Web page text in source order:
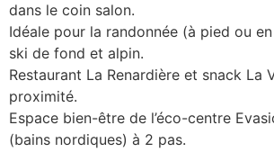
dans le coin salon.
Idéale pour la randonnée (à pied ou
ski de fond et alpin.
Restaurant La Renardière et snack La
proximité.
Espace bien-être de l’éco-centre
(bains nordiques) à 2 pas.